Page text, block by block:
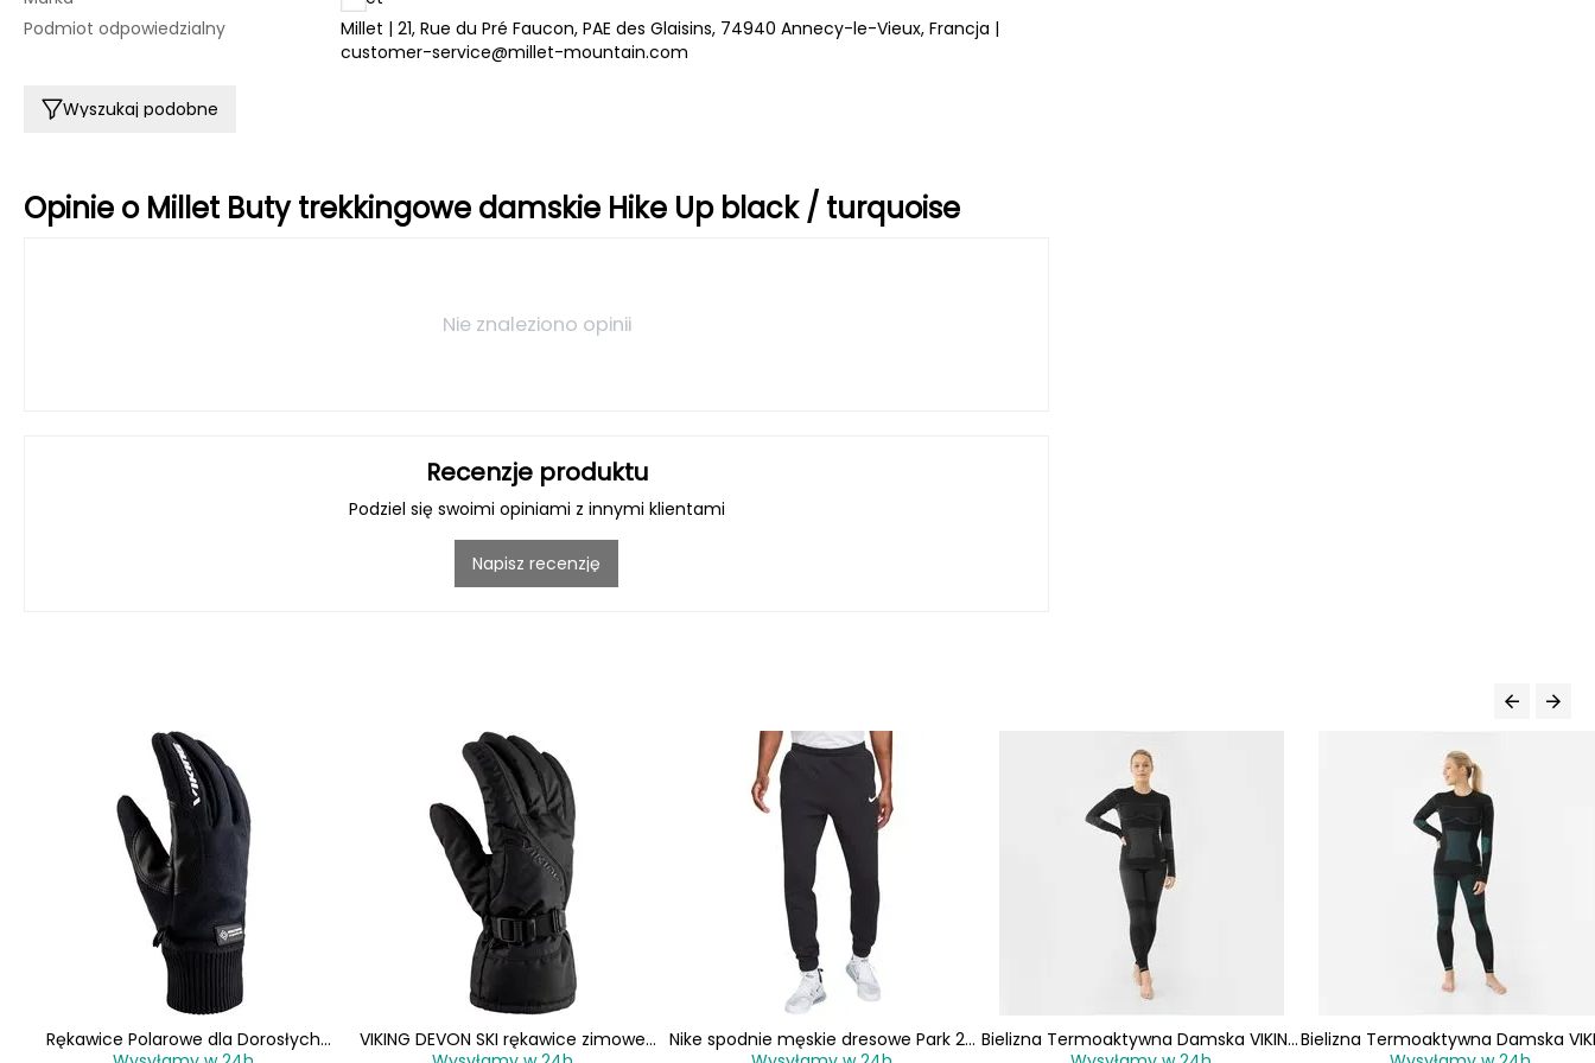
Podmiot odpowiedzialny
Millet | 21, Rue du Pré Faucon, PAE des Glaisins, 74940 Annecy-le-Vieux, Francja |
customer-service@millet-mountain.com
Wyszukaj podobne
Opinie o Millet Buty trekkingowe damskie Hike Up black / turquoise
Nie znaleziono opinii
Recenzje produktu
Podziel się swoimi opiniami z innymi klientami
Napisz recenzję
Rękawice Polarowe dla Dorosłych
VIKING DEVON SKI rękawice zimowe
Nike spodnie męskie dresowe Park 20 Bielizna Termoaktywna Damska VIKINGBielizna Termoaktywna Damska